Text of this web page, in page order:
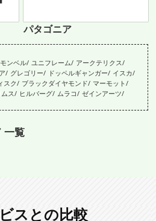
パタゴニア
モンベル ユニフレーム
アークテリクス
グレゴリー ドッペルギャンガー
イスカ
スク ブラックダイヤモンド
マーモット
ス ヒルバーグ ムラコ ゼインアーツ
一覧
スとの比較